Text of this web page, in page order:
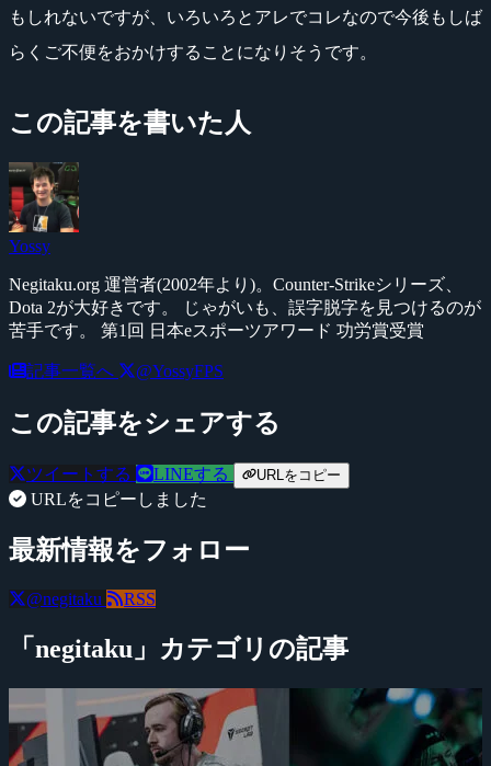
もしれないですが、いろいろとアレでコレなので今後もしば
らくご不便をおかけすることになりそうです。
この記事を書いた人
Yossy
Negitaku.org 運営者(2002年より)。Counter-Strikeシリーズ、
Dota 2が大好きです。 じゃがいも、誤字脱字を見つけるのが
苦手です。 第1回 日本eスポーツアワード 功労賞受賞
記事一覧へ @YossyFPS
この記事をシェアする
ツイートする LINEする URLをコピー
URLをコピーしました
最新情報をフォロー
@negitaku RSS
「negitaku」カテゴリの記事